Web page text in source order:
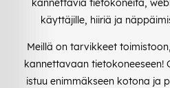
kannettavia tietokoneita,
käyttäjille, hiiriä ja
Meillä on tarvikkeet
kannettavaan tietokoneeseen!
istuu enimmäkseen kotona ja